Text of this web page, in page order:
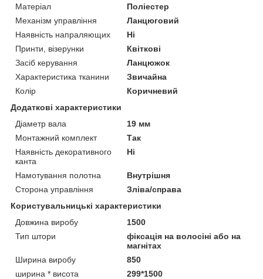
Матеріал
Поліестер
Механізм управління
Ланцюговий
Наявність напраляющих
Ні
Принти, візерунки
Квіткові
Засіб керування
Ланцюжок
Характеристика тканини
Звичайна
Колір
Коричневий
Додаткові характеристики
Діаметр вала
19 мм
Монтажний комплект
Так
Наявність декоративного
канта
Ні
Намотування полотна
Внутрішня
Сторона управління
Зліва/справа
Користувальницькі характеристики
Довжина виробу
1500
Тип штори
фіксація на волосіні або на
магнітах
Ширина виробу
850
ширина * висота
299*1500